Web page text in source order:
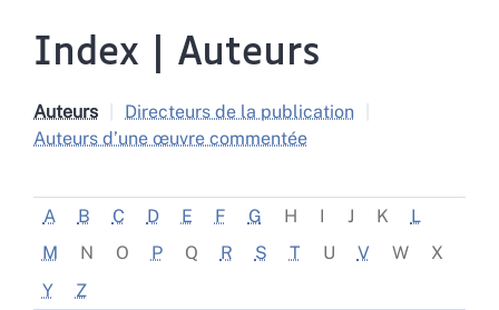
Index | Auteurs
Auteurs
Directeurs de la publication
Auteurs d’une œuvre commentée
A B C D E F G H I J K
L
M
N O P Q R S T U V W
X
Y
Z